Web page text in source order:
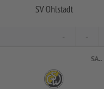
SV Ohlstadt
- -
SA..